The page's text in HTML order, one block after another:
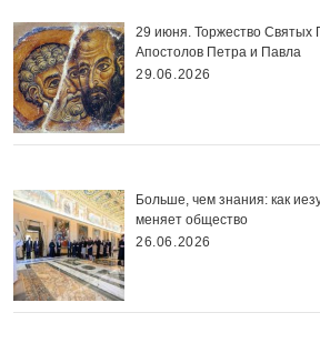
29 июня. Торжество Святых
Апостолов Петра и Павла
29.06.2026
Больше, чем знания: как
меняет общество
26.06.2026